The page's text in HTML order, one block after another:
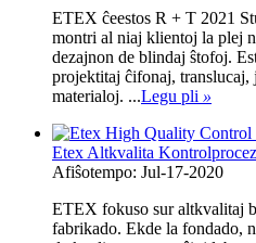
ETEX ĉeestos R + T 2021
montri al niaj klientoj la plej
dezajnon de blindaj ŝtofoj.
projektitaj ĉifonaj, translucaj,
materialoj. ...Legu pli »
Etex Altkvalita
Afiŝotempo: Jul-17-2020
ETEX fokuso sur altkvalitaj
fabrikado. Ekde la fondado,